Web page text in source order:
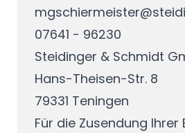
07641 - 96230
Steidinger & Schmidt
Hans-Theisen-Str. 8
79331 Teningen
Für die Zusendung Ihrer